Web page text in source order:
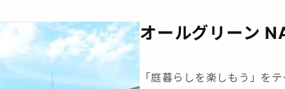
オールグリーン
「庭暮らしを楽しもう」を